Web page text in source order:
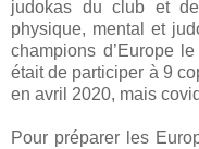
judokas du club et
physique, mental et
champions d’Europe
était de participer à 9
en avril 2020, mais
Pour préparer les